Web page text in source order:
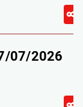
07/2026